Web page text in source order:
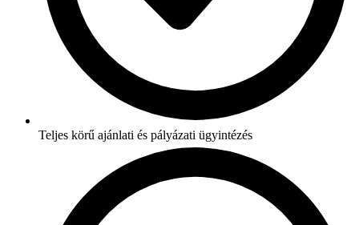
Teljes körű ajánlati és pályázati ügyintézés